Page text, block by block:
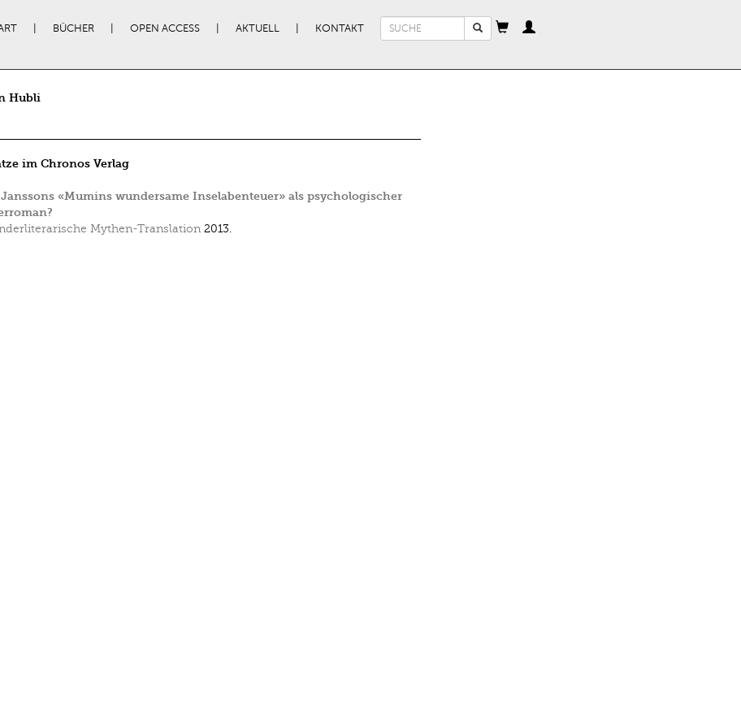
BÜCHER OPEN ACCESS AKTUELL KONTAKT
Suchformular
Hubli
im Chronos Verlag
«Mumins wundersame Inselabenteuer» als psychologischer
Mythen-Translation 2013.